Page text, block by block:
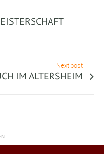
Next post
IM ALTERSHEIM